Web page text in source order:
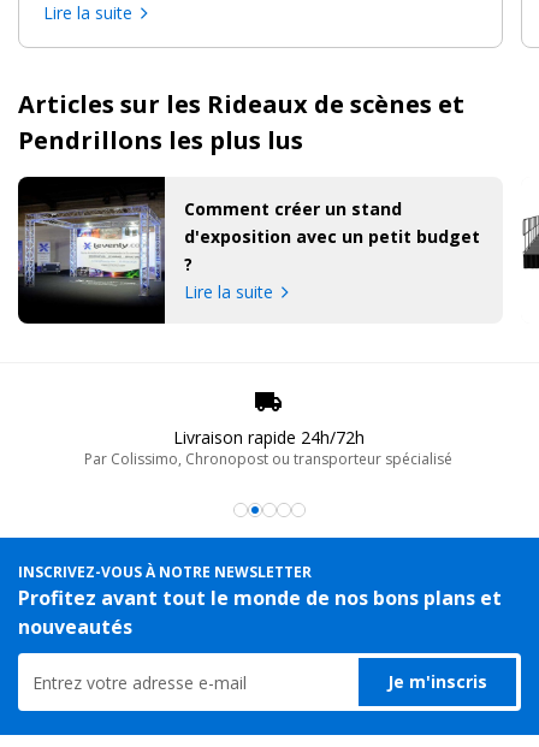
pour transformer n'importe quel espace en véritable
Lire la suite
Articles sur les Rideaux de scènes et
Pendrillons les plus lus
Comment créer un stand
d'exposition avec un petit budget
?
Lire la suite
Livraison rapide 24h/72h
Par Colissimo, Chronopost ou transporteur spécialisé
INSCRIVEZ-VOUS À NOTRE NEWSLETTER
Profitez avant tout le monde de nos bons plans et
nouveautés
Je m'inscris